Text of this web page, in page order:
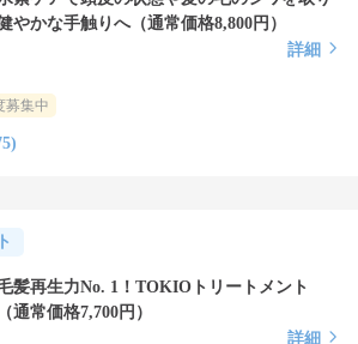
やかな手触りへ（通常価格8,800円）
詳細
募集中
髪再生力No. 1！TOKIOトリートメント
（通常価格7,700円）
詳細